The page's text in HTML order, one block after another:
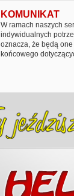
KOMUNIKAT
W ramach naszych
indywidualnych
oznacza, że będą
końcowego